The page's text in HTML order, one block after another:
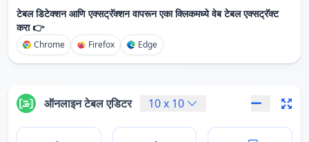
टेबल डिटेक्शन आणि एक्सट्रॅक्शन वापरून एका क्लिकमध्ये वेब टेबल एक्सट्रॅक्ट
करा 👉
Chrome Firefox Edge
ऑनलाइन टेबल एडिटर 10x 10